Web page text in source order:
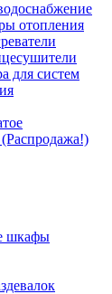
отопления
для систем
шкафы